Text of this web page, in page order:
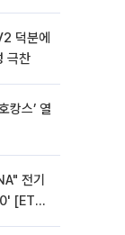
덕분에
극찬
캉스’ 열
전기
[ET의